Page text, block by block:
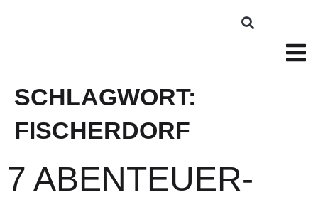
SCHLAGWORT:
FISCHERDORF
7 ABENTEUER-